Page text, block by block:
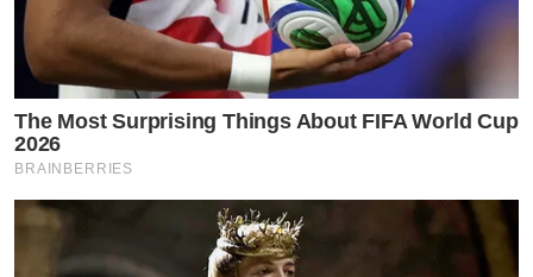
ภาวะดังกล่าวขอเสนอ ผลิตภัณฑ์อาหารเสริม
ของ Tvpool นั่นคือ Heokkaetione Complex ที่จะช่วยบำรุง
ฟื้นฟู และลดไขมันพอกตับ รวมทั้งสายปาร์ตี้ จำเป็นต้อง
ดูแลตับ
ด้านล่าง
https://www.tvpoolreward.com/
The Most Surprising Things About FIFA World Cup
2026
BRAINBERRIES